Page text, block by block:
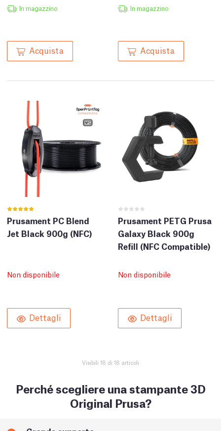
In magazzino
Acquista
In magazzino
Acquista
Prusament PC Blend
Jet Black 900g (NFC)
Non disponibile
Dettagli
Prusament PETG Prusa
Galaxy Black 900g
Refill (NFC Compatible)
Non disponibile
Dettagli
Visibili 18 di 18 articoli
Perché scegliere una stampante 3D
Original Prusa?